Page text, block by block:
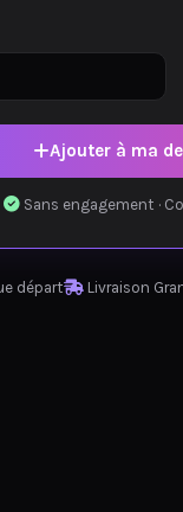
Ajouter à ma
Sans engagement ·
départ Livraison